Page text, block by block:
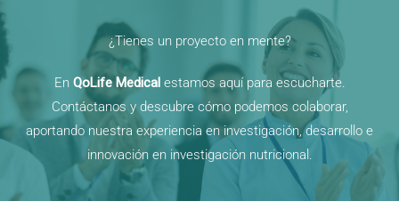
¿Tienes un proyecto en mente?
En QoLife Medical estamos aquí para escucharte.
Contáctanos y descubre cómo podemos colaborar,
aportando nuestra experiencia en investigación, desarrollo e
innovación en investigación nutricional.